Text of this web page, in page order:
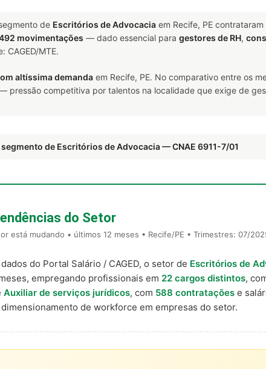
de Escritórios de Advocacia em Recife, PE contrataram
movimentações — dado essencial para gestores de RH,
CAGED/MTE.
altíssima demanda em Recife, PE. No comparativo entre os
pressão competitiva por talentos na localidade que exige de
segmento de Escritórios de Advocacia — CNAE 6911-7/01
do Setor
está mudando • últimos 12 meses • Recife/PE • Trimestres: 07/
do Portal Salário / CAGED, o setor de Escritórios de
empregando profissionais em 22 cargos distintos,
Auxiliar de serviços jurídicos, com 588 contratações e
de workforce em empresas do setor.